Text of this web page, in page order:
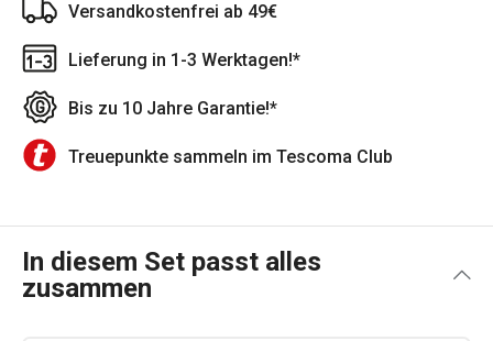
Versandkostenfrei ab 49€
Lieferung in 1-3 Werktagen!*
Bis zu 10 Jahre Garantie!*
Treuepunkte sammeln im Tescoma Club
In diesem Set passt alles
zusammen